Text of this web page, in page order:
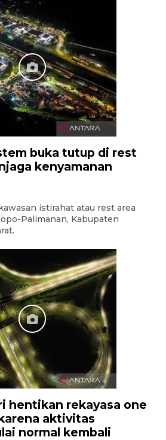
buka tutup di rest
kenyamanan
istirahat atau rest area
Palimanan, Kabupaten
hentikan rekayasa one
aktivitas
normal kembali